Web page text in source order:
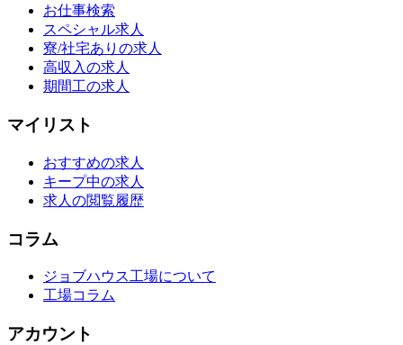
お仕事検索
スペシャル求人
寮/社宅ありの求人
高収入の求人
期間工の求人
マイリスト
おすすめの求人
キープ中の求人
求人の閲覧履歴
コラム
ジョブハウス工場について
工場コラム
アカウント